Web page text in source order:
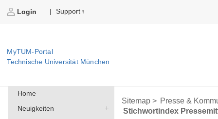
Login | Support
MyTUM-Portal
Technische Universität München
Home
Neuigkeiten
Sitemap > Presse &
Stichwortindex